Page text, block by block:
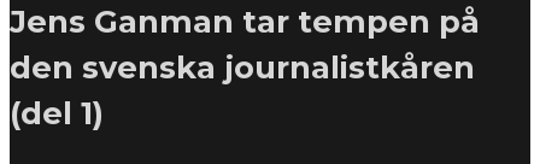
Jens Ganman tar tempen på
den svenska journalistkåren
(del 1)